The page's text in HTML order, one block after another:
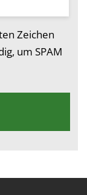
Zeichen
um SPAM